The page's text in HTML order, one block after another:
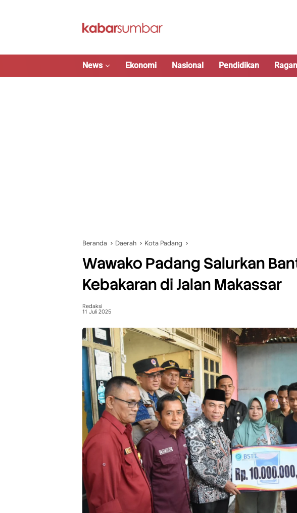
News Ekonomi Nasional Pendidikan
Beranda Daerah Kota Padang
Wawako Padang Salurkan
Kebakaran di Jalan Makassar
Redaksi
11 Juli 2025